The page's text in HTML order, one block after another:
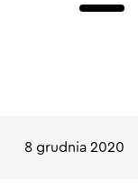
8 grudnia 2020